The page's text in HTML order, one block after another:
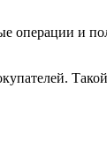
операции и